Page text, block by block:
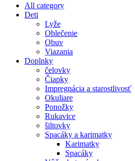
All category
Deti
Lyže
Oblečenie
Obuv
Viazania
Doplnky
čelovky
Čiapky
Impregnácia a starostlivosť
Okuliare
Ponožky
Rukavice
šiltovky
Spacáky a karimatky
Karimatky
Spacáky